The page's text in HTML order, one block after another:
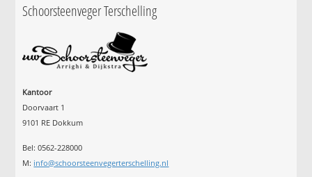
Schoorsteenveger Terschelling
Kantoor
Doorvaart 1
9101 RE Dokkum
Bel: 0562-228000
M: info@schoorsteenvegerterschelling.nl